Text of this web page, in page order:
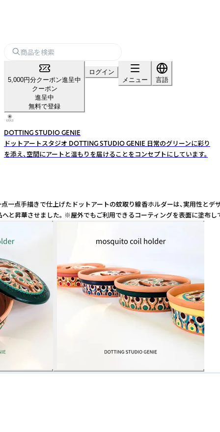
5,000円分クーポン進呈中
クーポン
進呈中
無料で登録
ログイン
メニュー
言語
DOTTING STUDIO GENIE
ドットアートスタジオ DOTTING STUDIO GENIE 日常のグリーンに彩り
を添え、空間にアートと温もりを届けることをコンセプトにしています。
描きで仕上げたドットアートの蚊取り線香ホルダーは、実用性
昇華させました。 ※屋外でもご利用できるコーティングを表面に